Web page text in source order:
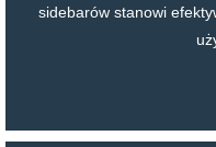
sidebarów stanowi